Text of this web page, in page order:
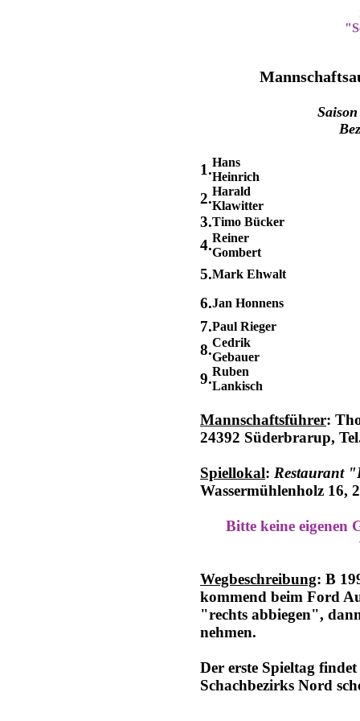
1.Hans
Heinrich
2.Harald
Klawitter
3.Timo Bücker
4.Reiner
Gombert
5.Mark Ehwalt
6.Jan Honnens
7.Paul Rieger
8.Cedrik
Gebauer
9.Ruben
Lankisch
Mannschaftsführer:
24392 Süderbrarup,
Spiellokal: Restaurant
Wassermühlenholz 16,
Bitte keine eigenen
Wegbeschreibung: B
kommend beim Ford
"rechts abbiegen",
nehmen.
Der erste Spieltag
Schachbezirks Nord